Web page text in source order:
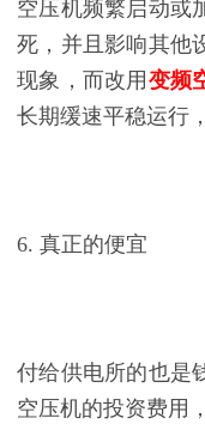
空压机频繁启动或
死，并且影响其他
现象，而改用 变频
长期缓速平稳运行
6. 真正的便宜
付给供电所的也是
空压机的投资费用